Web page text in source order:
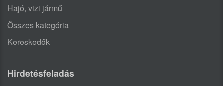
Hajó, vizi jármű
Összes kategória
Kereskedők
Hirdetésfeladás